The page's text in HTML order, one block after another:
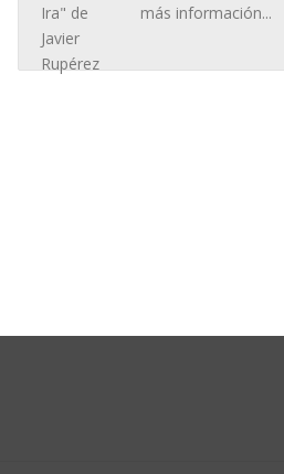
más información...